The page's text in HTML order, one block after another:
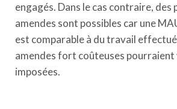
engagés. Dans le cas contraire, des
amendes sont possibles car une
est comparable à du travail
amendes fort coûteuses
imposées.